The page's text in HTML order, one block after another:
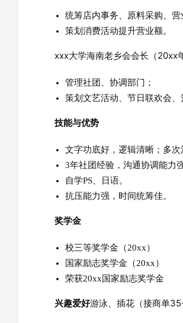
统筹店内事务、原料采购、营
策划消费活动提升营业额。
xxx大学海南老乡会会长（20xx
管理社团、协调部门；
策划文艺活动、节日联欢会
技能与优势
文字功底好，逻辑清晰；多
3年社团经验，沟通协调能力
自学PS、日语。
抗压能力强，时间统筹佳。
奖学金
校三等奖学金（20xx）
国家励志奖学金（20xx）
荣获20xx国家励志奖学金
兴趣爱好游泳、插花（接商单